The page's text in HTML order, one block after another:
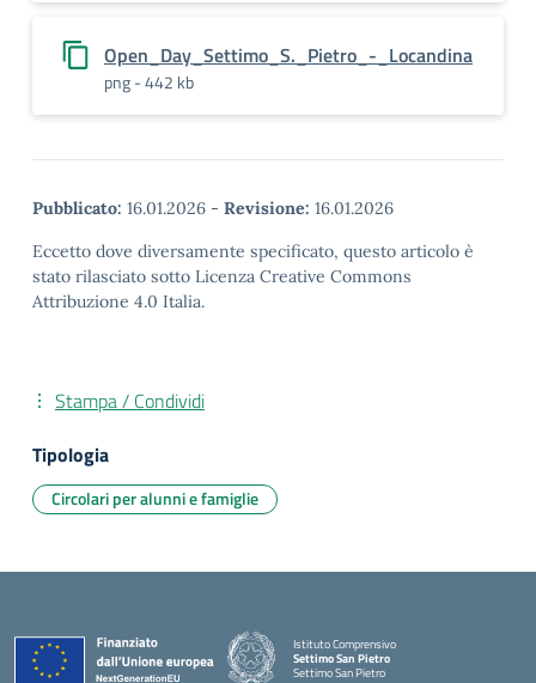
Open_Day_Settimo_S._Pietro_-_Locandina
png - 442 kb
Pubblicato: 16.01.2026 - Revisione: 16.01.2026
Eccetto dove diversamente specificato, questo articolo è
stato rilasciato sotto Licenza Creative Commons
Attribuzione 4.0 Italia.
Stampa / Condividi
Tipologia
Circolari per alunni e famiglie
Istituto Comprensivo
Settimo San Pietro
Settimo San Pietro